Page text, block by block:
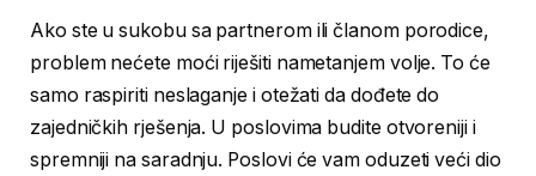
Ako ste u sukobu sa partnerom ili članom porodice,
problem nećete moći riješiti nametanjem volje. To će
samo raspiriti neslaganje i otežati da dođete do
zajedničkih rješenja. U poslovima budite otvoreniji i
spremniji na saradnju. Poslovi će vam oduzeti veći dio